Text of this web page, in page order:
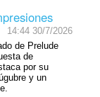
14:44 30/7/2026
de Prelude
de
por su
y un